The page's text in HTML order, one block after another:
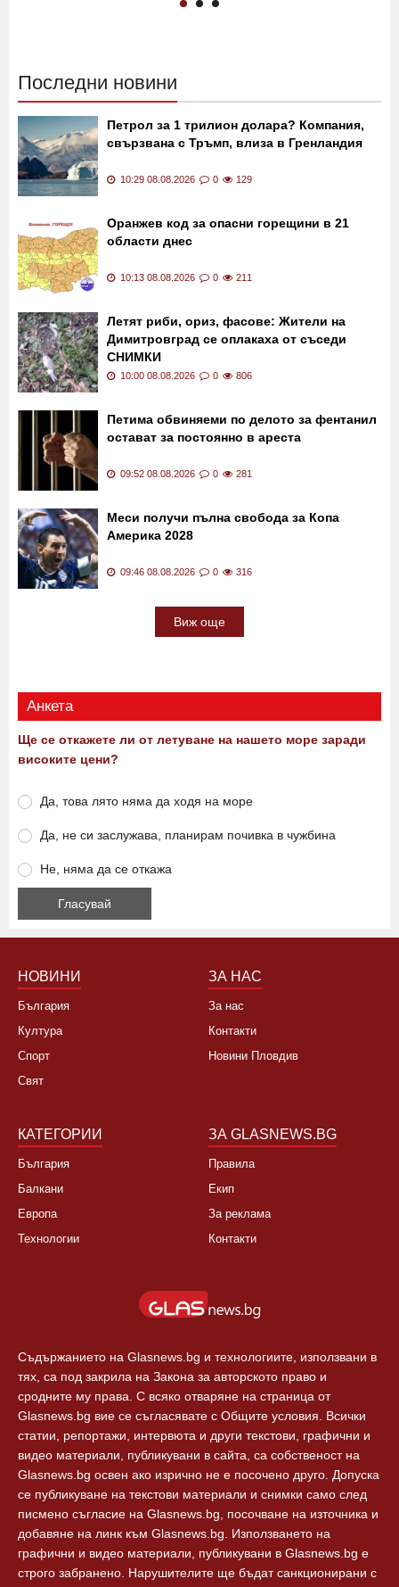
Последни новини
Петрол за 1 трилион долара? Компания,
свързвана с Тръмп, влиза в Гренландия
10:29 08.08.2026 0 129
Оранжев код за опасни горещини в 21
области днес
10:13 08.08.2026 0 211
Летят риби, ориз, фасове: Жители на
Димитровград се оплакаха от съседи
СНИМКИ
10:00 08.08.2026 0 806
Петима обвиняеми по делото за фентанил
остават за постоянно в ареста
09:52 08.08.2026 0 281
Меси получи пълна свобода за Копа
Америка 2028
09:46 08.08.2026 0 316
Виж още
Анкета
Ще се откажете ли от летуване на нашето море заради
високите цени?
Да, това лято няма да ходя на море
Да, не си заслужава, планирам почивка в чужбина
Не, няма да се откажа
НОВИНИ
България
Култура
Спорт
Свят
ЗА НАС
За нас
Контакти
Новини Пловдив
КАТЕГОРИИ
България
Балкани
Европа
Технологии
ЗА GLASNEWS.BG
Правила
Екип
За реклама
Контакти
Съдържанието на Glasnews.bg и технологиите, използвани в
тях, са под закрила на Закона за авторското право и
сродните му права. С всяко отваряне на страница от
Glasnews.bg вие се съгласявате с Общите условия. Всички
статии, репортажи, интервюта и други текстови, графични и
видео материали, публикувани в сайта, са собственост на
Glasnews.bg освен ако изрично не е посочено друго. Допуска
се публикуване на текстови материали и снимки само след
писмено съгласие на Glasnews.bg, посочване на източника и
добавяне на линк към Glasnews.bg. Използването на
графични и видео материали, публикувани в Glasnews.bg е
строго забранено. Нарушителите ще бъдат санкционирани с